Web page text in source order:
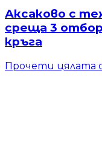
Аксаково с
среща 3
кръга
Прочети цялата